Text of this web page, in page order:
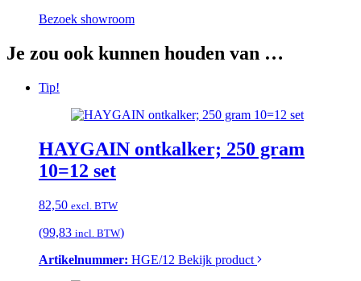
Bezoek showroom
Je zou ook kunnen houden van …
Tip!
HAYGAIN ontkalker; 250 gram
10=12 set
82,50 excl. BTW
(99,83 incl. BTW)
Artikelnummer: HGE/12 Bekijk product